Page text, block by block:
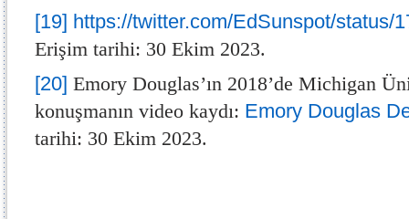
[19] https://twitter.com/EdSunspot/status/
Erişim tarihi: 30 Ekim 2023.
[20] Emory Douglas’ın 2018’de Michigan
konuşmanın video kaydı: Emory Douglas
tarihi: 30 Ekim 2023.